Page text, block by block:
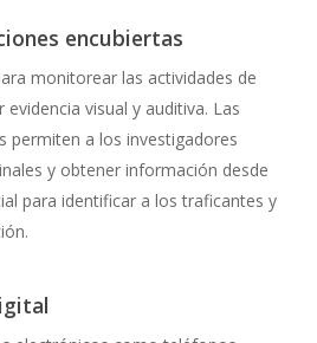
encubiertas
monitorear las actividades de
visual y auditiva. Las
permiten a los investigadores
y obtener información desde
para identificar a los traficantes y